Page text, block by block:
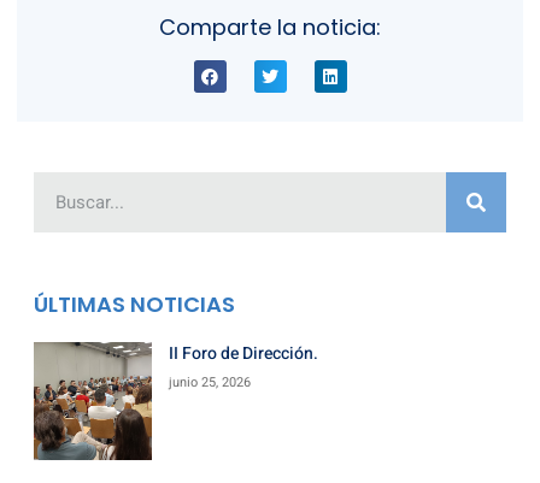
Comparte la noticia:
ÚLTIMAS NOTICIAS
II Foro de Dirección.
junio 25, 2026